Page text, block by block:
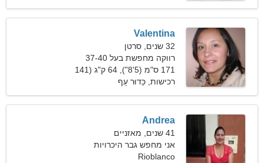
Valentina
32 שנים, סרטן
רווקה מחפשת בעל 37-40
171 ס"מ (5'8"), 64 ק"ג (141
פאונד)
רכישות, כַּדוּר עָף
Andrea
41 שנים, מאזניים
אני מחפש גבר היכרויות
פנטסטי
Rioblanco